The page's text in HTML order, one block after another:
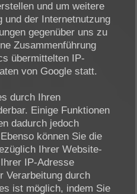
und um weitere
und der Internetnutzung
gegenüber uns zu
Zusammenführung
übermittelten IP-
von Google statt.
durch Ihren
Einige Funktionen
dadurch jedoch
können Sie die
Ihrer Website-
IP-Adresse
Verarbeitung durch
ist möglich, indem Sie